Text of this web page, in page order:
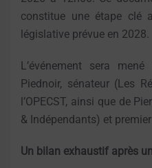
constitue une étape clé
législative prévue en 2028.
L’événement sera
Piednoir, sénateur (Les
l’OPECST, ainsi que de
& Indépendants) et
Un bilan exhaustif après